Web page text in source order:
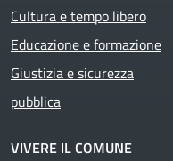
Cultura e tempo libero
Educazione e formazione
Giustizia e sicurezza
pubblica
VIVERE IL COMUNE